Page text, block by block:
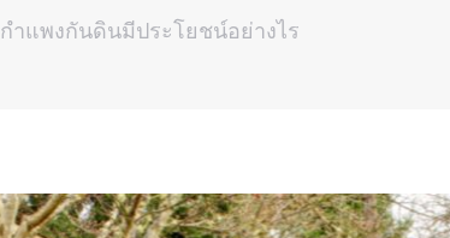
กำแพงกันดินมีประโยชน์อย่างไร